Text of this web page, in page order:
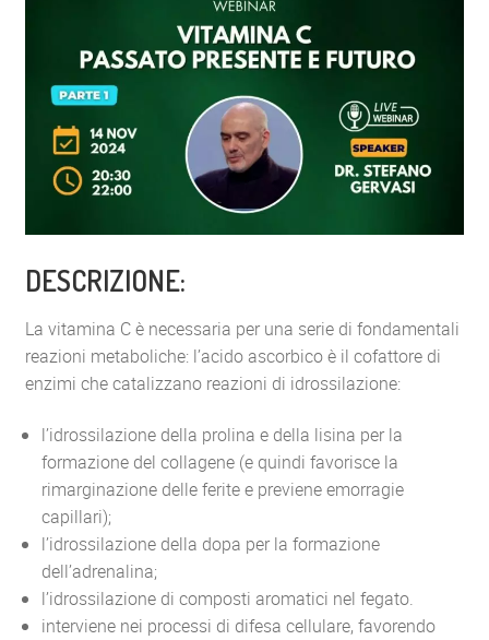
DESCRIZIONE:
La vitamina C è necessaria per una serie di fondamentali
reazioni metaboliche: l’acido ascorbico è il cofattore di
enzimi che catalizzano reazioni di idrossilazione:
l’idrossilazione della prolina e della lisina per la
formazione del collagene (e quindi favorisce la
rimarginazione delle ferite e previene emorragie
capillari);
l’idrossilazione della dopa per la formazione
dell’adrenalina;
l’idrossilazione di composti aromatici nel fegato.
interviene nei processi di difesa cellulare, favorendo